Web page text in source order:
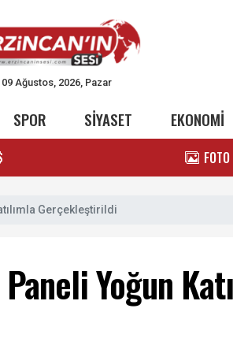
09 Ağustos, 2026, Pazar
SPOR SİYASET EKONOMİ
Gerçekleştirildi
Yoğun